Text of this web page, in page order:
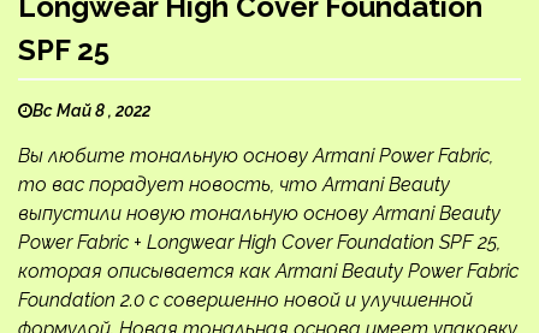
SPF 25
Вс Май 8 , 2022
Вы любите тональную основу Armani Power Fabric,
то вас порадует новость, что Armani Beauty
выпустили новую тональную основу Armani Beauty
Power Fabric + Longwear High Cover Foundation SPF 25,
которая описывается как Armani Beauty Power Fabric
Foundation 2.0 с совершенно новой и улучшенной
формулой. Новая тональная основа имеет упаковку